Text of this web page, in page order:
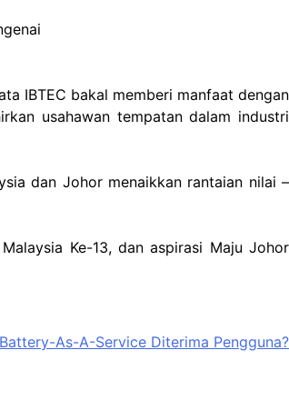
IBTEC bakal memberi manfaat dengan
usahawan tempatan dalam industri
dan Johor menaikkan rantaian nilai –
Ke-13, dan aspirasi Maju Johor
As-A-Service Diterima Pengguna?